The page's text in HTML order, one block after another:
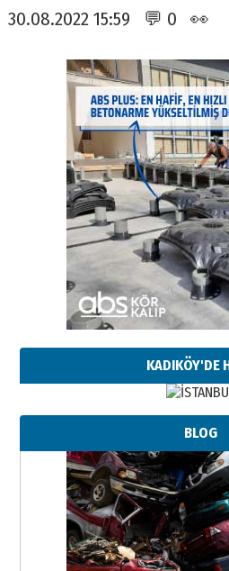
30.08.2022 15:59 💬 0 👀
KADIKÖY'DE
BLOG